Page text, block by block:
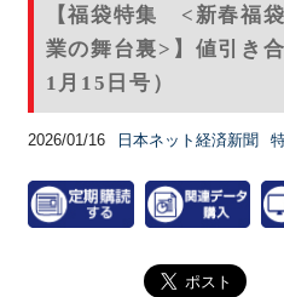
【福袋特集 <新春福
業の舞台裏>】値引き
1月15日号）
2026/01/16 日本ネット経済新聞